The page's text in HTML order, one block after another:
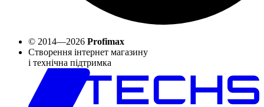
© 2014—2026 Profimax
Створення інтернет магазину
і технічна підтримка